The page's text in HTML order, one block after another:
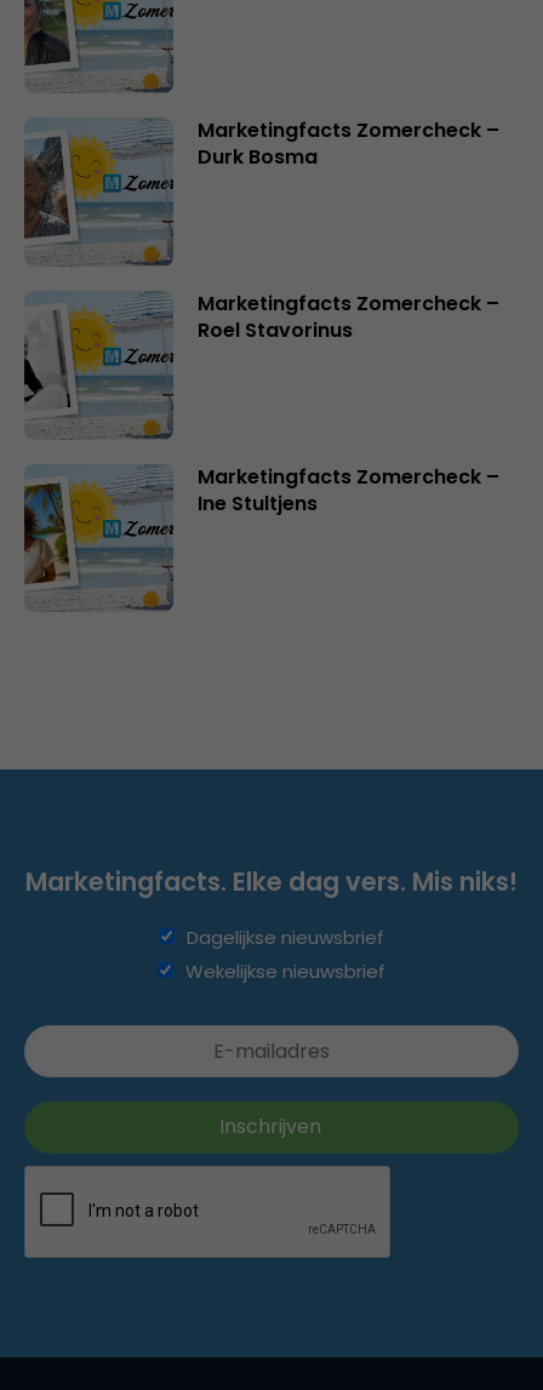
Marketingfacts Zomercheck –
Durk Bosma
Marketingfacts Zomercheck –
Roel Stavorinus
Marketingfacts Zomercheck –
Ine Stultjens
Marketingfacts. Elke dag vers. Mis niks!
Dagelijkse nieuwsbrief
Wekelijkse nieuwsbrief